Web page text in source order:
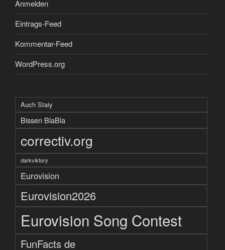
Anmelden
Eintrags-Feed
Kommentar-Feed
WordPress.org
Auch Staiy
Bissen BlaBla
correctiv.org
darkviktory
Eurovision
Eurovision2026
Eurovision Song Contest
FunFacts de